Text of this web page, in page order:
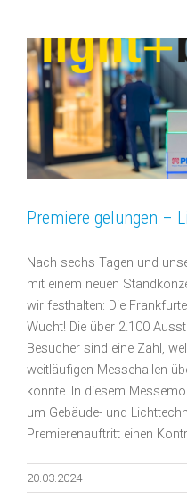
Premiere gelungen –
Nach sechs Tagen und
mit einem neuen
wir festhalten: Die
Wucht! Die über 2.100
Besucher sind eine Zahl,
weitläufigen Messehallen
konnte. In diesem
um Gebäude- und
Premierenauftritt einen
20.03.2024